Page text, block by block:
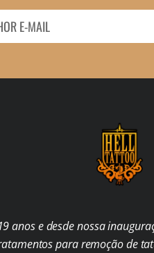
anos e desde nossa
para remoção de